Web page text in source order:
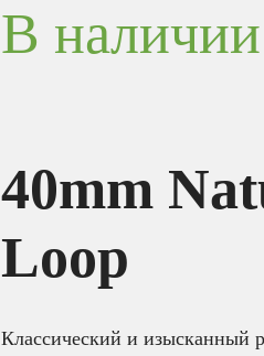
В наличии
40mm
Loop
Классический и изысканный